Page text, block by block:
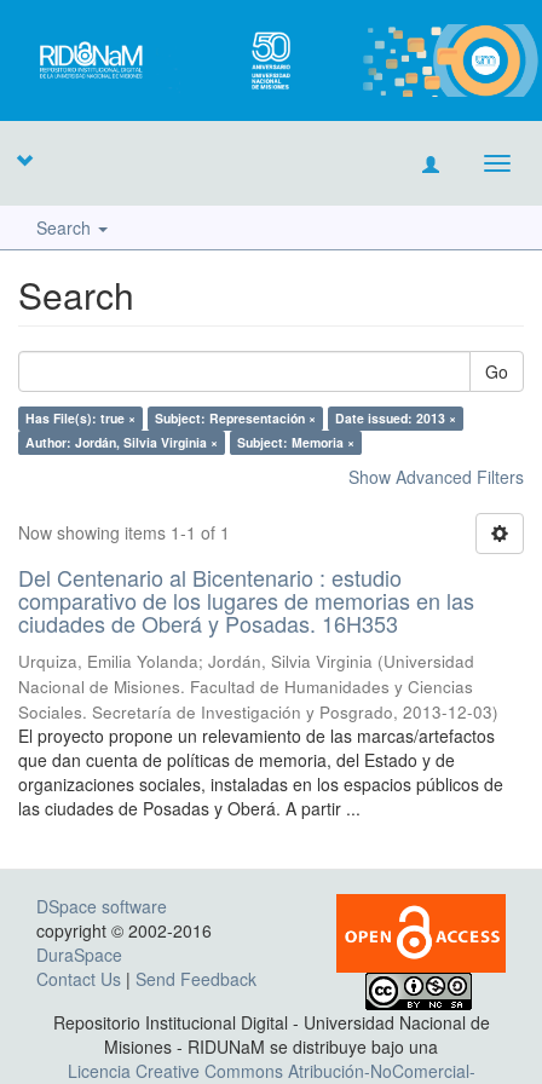
Search
Search
Go
Has File(s): true × Subject: Representación ×
Date issued: 2013 ×
Author: Jordán, Silvia Virginia ×
Subject: Memoria ×
Show Advanced Filters
Now showing items 1-1 of 1
Del Centenario al Bicentenario : estudio
comparativo de los lugares de memorias en las
ciudades de Oberá y Posadas. 16H353
Urquiza, Emilia Yolanda; Jordán, Silvia Virginia (Universidad
Nacional de Misiones. Facultad de Humanidades y Ciencias
Sociales. Secretaría de Investigación y Posgrado, 2013-12-03)
El proyecto propone un relevamiento de las marcas/artefactos
que dan cuenta de políticas de memoria, del Estado y de
organizaciones sociales, instaladas en los espacios públicos de
las ciudades de Posadas y Oberá. A partir ...
DSpace software
copyright © 2002-2016
DuraSpace
Contact Us | Send Feedback
Repositorio Institucional Digital - Universidad Nacional de
Misiones - RIDUNaM se distribuye bajo una
Licencia Creative Commons Atribución-NoComercial-